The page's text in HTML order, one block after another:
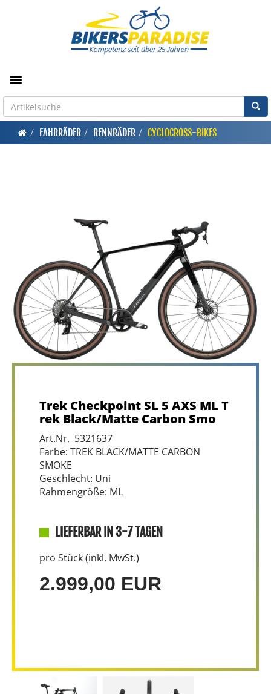
Toggle navigation
FAHRRÄDER RENNRÄDER CYCLOCROSS-BIKES
Trek Checkpoint SL 5 AXS ML T
rek Black/Matte Carbon Smo
Art.Nr. 5321637
Farbe: TREK BLACK/MATTE CARBON
SMOKE
Geschlecht: Uni
Rahmengröße: ML
LIEFERBAR IN 3-7 TAGEN
pro Stück (inkl. MwSt.)
2.999,00 EUR